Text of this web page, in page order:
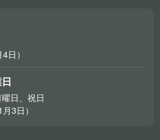
日）
日、祝日
3日）